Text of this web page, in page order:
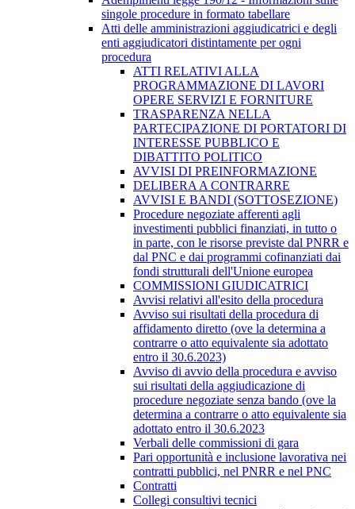
singole procedure in formato tabellare
Atti delle amministrazioni aggiudicatrici e degli
enti aggiudicatori distintamente per ogni
procedura
ATTI RELATIVI ALLA
PROGRAMMAZIONE DI LAVORI
OPERE SERVIZI E FORNITURE
TRASPARENZA NELLA
PARTECIPAZIONE DI PORTATORI DI
INTERESSE PUBBLICO E
DIBATTITO POLITICO
AVVISI DI PREINFORMAZIONE
DELIBERA A CONTRARRE
AVVISI E BANDI (SOTTOSEZIONE)
Procedure negoziate afferenti agli
investimenti pubblici finanziati, in tutto o
in parte, con le risorse previste dal PNRR e
dal PNC e dai programmi cofinanziati dai
fondi strutturali dell'Unione europea
COMMISSIONI GIUDICATRICI
Avvisi relativi all'esito della procedura
Avviso sui risultati della procedura di
affidamento diretto (ove la determina a
contrarre o atto equivalente sia adottato
entro il 30.6.2023)
Avviso di avvio della procedura e avviso
sui risultati della aggiudicazione di
procedure negoziate senza bando (ove la
determina a contrarre o atto equivalente sia
adottato entro il 30.6.2023
Verbali delle commissioni di gara
Pari opportunità e inclusione lavorativa nei
contratti pubblici, nel PNRR e nel PNC
Contratti
Collegi consultivi tecnici